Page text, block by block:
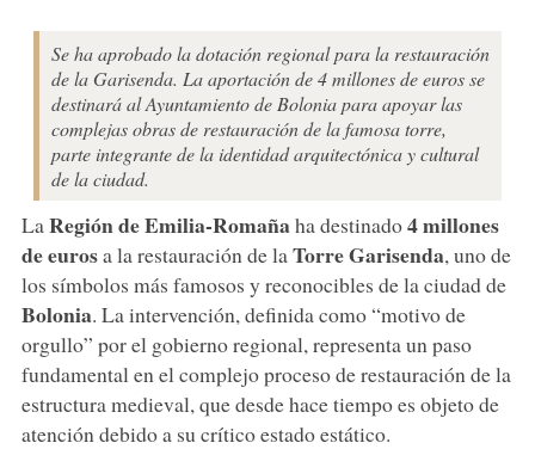
Se ha aprobado la dotación regional para la restauración
de la Garisenda. La aportación de 4 millones de euros se
destinará al Ayuntamiento de Bolonia para apoyar las
complejas obras de restauración de la famosa torre,
parte integrante de la identidad arquitectónica y cultural
de la ciudad.
La Región de Emilia-Romañaha destinado4 millones
de eurosa la restauración de la Torre Garisenda, uno de
los símbolos más famosos y reconocibles de la ciudad de
Bolonia. La intervención, definida como “motivo de
orgullo” por el gobierno regional, representa un paso
fundamental en el complejo proceso de restauración de la
estructura medieval, que desde hace tiempo es objeto de
atención debido a su crítico estado estático.